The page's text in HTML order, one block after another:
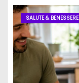
SALUTE & BENESSERE